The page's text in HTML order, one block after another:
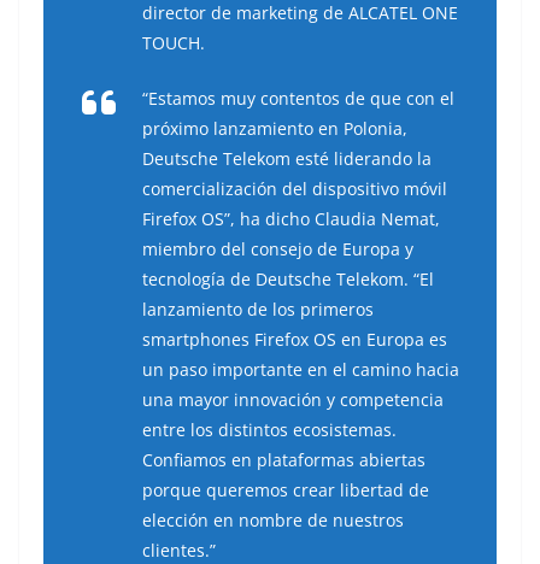
director de marketing de ALCATEL ONE
TOUCH.
“Estamos muy contentos de que con el
próximo lanzamiento en Polonia,
Deutsche Telekom esté liderando la
comercialización del dispositivo móvil
Firefox OS”, ha dicho Claudia Nemat,
miembro del consejo de Europa y
tecnología de Deutsche Telekom. “El
lanzamiento de los primeros
smartphones Firefox OS en Europa es
un paso importante en el camino hacia
una mayor innovación y competencia
entre los distintos ecosistemas.
Confiamos en plataformas abiertas
porque queremos crear libertad de
elección en nombre de nuestros
clientes.”